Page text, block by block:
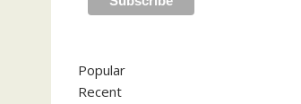
Popular
Recent